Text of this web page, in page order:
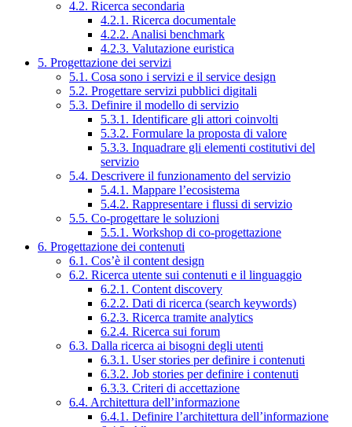
4.2. Ricerca secondaria
4.2.1. Ricerca documentale
4.2.2. Analisi benchmark
4.2.3. Valutazione euristica
5. Progettazione dei servizi
5.1. Cosa sono i servizi e il service design
5.2. Progettare servizi pubblici digitali
5.3. Definire il modello di servizio
5.3.1. Identificare gli attori coinvolti
5.3.2. Formulare la proposta di valore
5.3.3. Inquadrare gli elementi costitutivi del
servizio
5.4. Descrivere il funzionamento del servizio
5.4.1. Mappare l’ecosistema
5.4.2. Rappresentare i flussi di servizio
5.5. Co-progettare le soluzioni
5.5.1. Workshop di co-progettazione
6. Progettazione dei contenuti
6.1. Cos’è il content design
6.2. Ricerca utente sui contenuti e il linguaggio
6.2.1. Content discovery
6.2.2. Dati di ricerca (search keywords)
6.2.3. Ricerca tramite analytics
6.2.4. Ricerca sui forum
6.3. Dalla ricerca ai bisogni degli utenti
6.3.1. User stories per definire i contenuti
6.3.2. Job stories per definire i contenuti
6.3.3. Criteri di accettazione
6.4. Architettura dell’informazione
6.4.1. Definire l’architettura dell’informazione